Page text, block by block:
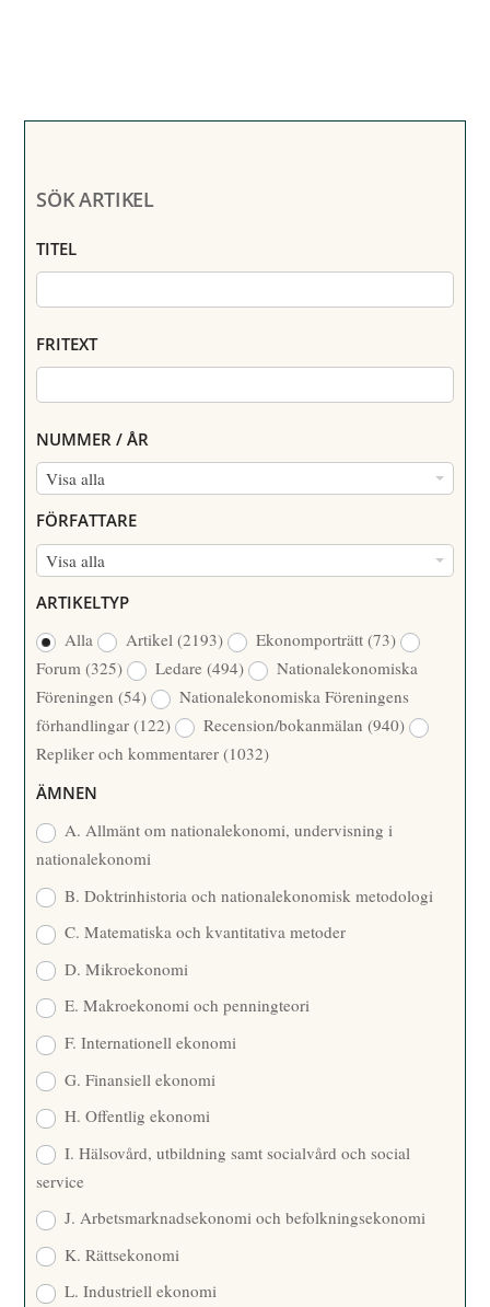
SÖK ARTIKEL
TITEL
FRITEXT
NUMMER / ÅR
Visa alla
N
M
M
/
Å
R
FÖRFATTARE
Visa alla
R
F
A
T
T
A
R
ARTIKELTYP
Alla
Artikel(2193) Ekonomporträtt(73)
Forum(325) Ledare(494)
Nationalekonomiska
Föreningen(54)
Nationalekonomiska Föreningens
förhandlingar(122) Recension/bokanmälan(940)
Repliker och kommentarer(1032)
ÄMNEN
A. Allmänt om nationalekonomi, undervisning i
nationalekonomi
B. Doktrinhistoria och nationalekonomisk metodologi
C. Matematiska och kvantitativa metoder
D. Mikroekonomi
E. Makroekonomi och penningteori
F. Internationell ekonomi
G. Finansiell ekonomi
H. Offentlig ekonomi
I. Hälsovård, utbildning samt socialvård och social
service
J. Arbetsmarknadsekonomi och befolkningsekonomi
K. Rättsekonomi
L. Industriell ekonomi